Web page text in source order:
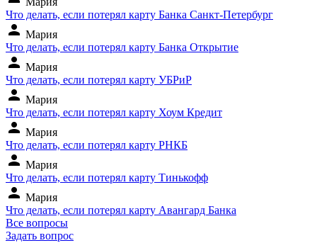
Что делать, если потерял карту Банка Санкт-Петербург
person Мария
Что делать, если потерял карту Банка Открытие
person Мария
Что делать, если потерял карту УБРиР
person Мария
Что делать, если потерял карту Хоум Кредит
person Мария
Что делать, если потерял карту РНКБ
person Мария
Что делать, если потерял карту Тинькофф
person Мария
Что делать, если потерял карту Авангард Банка
Все вопросы
Задать вопрос